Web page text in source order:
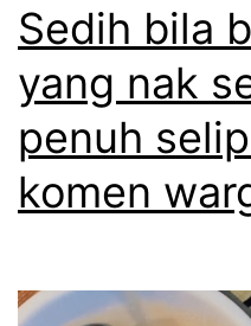
Sedih bila
yang nak
penuh
komen